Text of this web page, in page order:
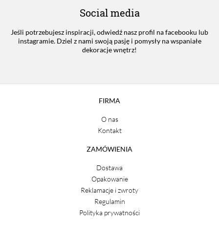
Social media
Jeśli potrzebujesz inspiracji, odwiedź nasz profil na facebooku lub
instagramie. Dziel z nami swoją pasję i pomysły na wspaniałe
dekoracje wnętrz!
FIRMA
O nas
Kontakt
ZAMÓWIENIA
Dostawa
Opakowanie
Reklamacje i zwroty
Regulamin
Polityka prywatności